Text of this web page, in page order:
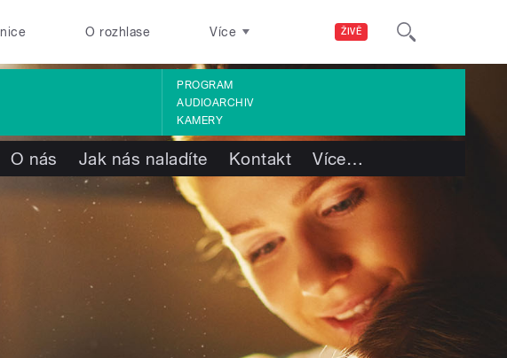
ŽIVĚ
O rozhlase Více
PROGRAM
AUDIOARCHIV
KAMERY
O nás Jak nás naladíte Kontakt Více…